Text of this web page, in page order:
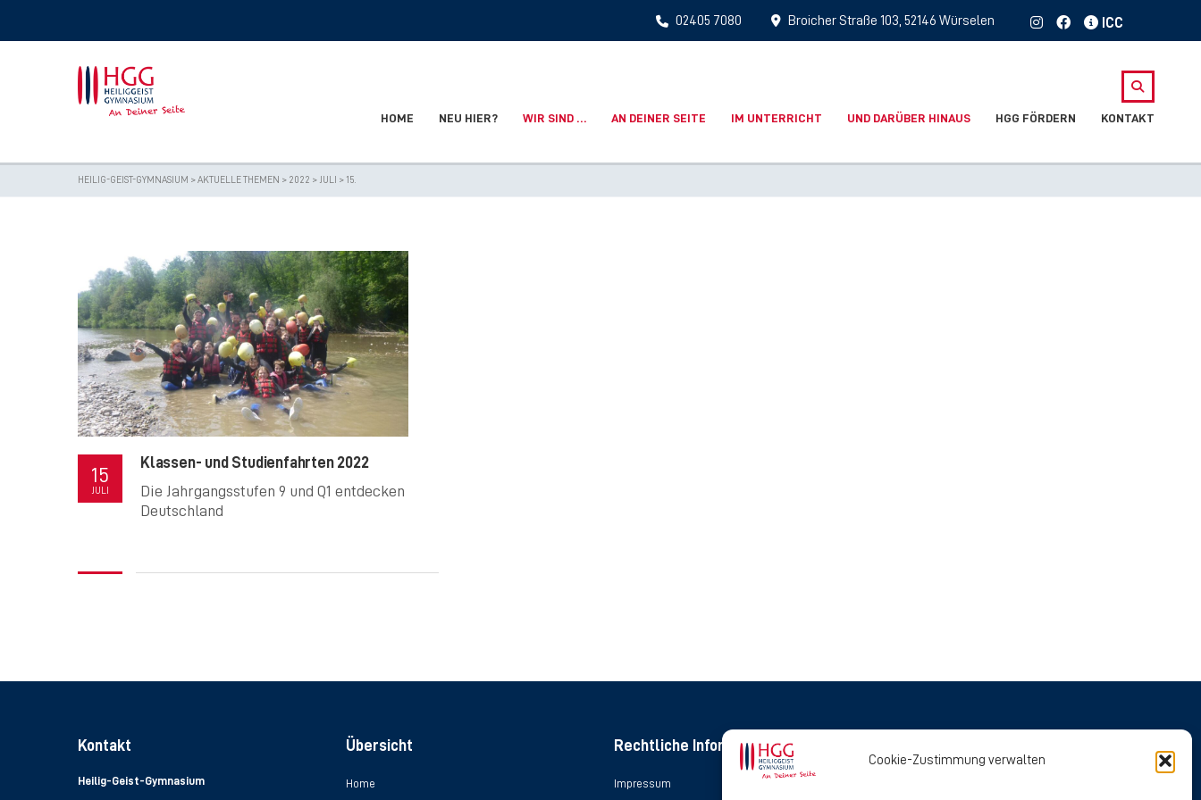
Cookie-Zustimmung verwalten
Broicher Straße 103, 52146 Würselen
02405 7080
HOME NEU HIER? WIR SIND … AN DEINER SEITE IM UNTERRICHT UND DARÜBER HINAUS HGG FÖRDERN KONTAKT
HEILIG-GEIST-GYMNASIUM >AKTUELLE THEMEN > 2022 > JULI > 15.
Klassen- und Studienfahrten 2022
15
JULI
Die Jahrgangsstufen 9 und Q1 entdecken
Deutschland
Kontakt
Heilig-Geist-Gymnasium
Übersicht
Home
Rechtliche Informationen
Impressum